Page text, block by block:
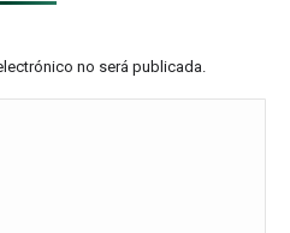
no será publicada.